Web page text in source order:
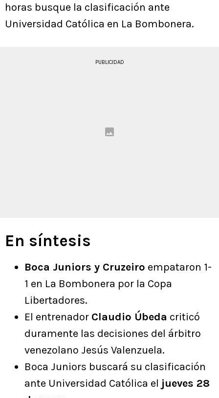
horas busque la clasificación ante
Universidad Católica en La Bombonera.
PUBLICIDAD
En síntesis
Boca Juniors y Cruzeiro empataron 1-
1 en La Bombonera por la Copa
Libertadores.
El entrenador Claudio Úbeda criticó
duramente las decisiones del árbitro
venezolano Jesús Valenzuela.
Boca Juniors buscará su clasificación
ante Universidad Católica el jueves 28